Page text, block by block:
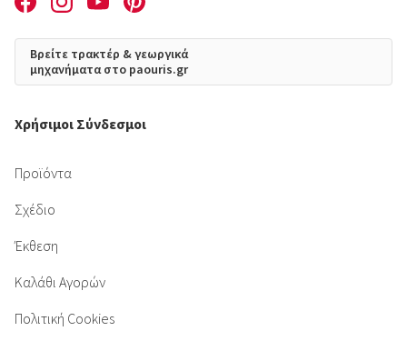
Βρείτε τρακτέρ & γεωργικά
μηχανήματα στο paouris.gr
Χρήσιμοι Σύνδεσμοι
Προϊόντα
Σχέδιο
Έκθεση
Καλάθι Αγορών
Πολιτική Cookies